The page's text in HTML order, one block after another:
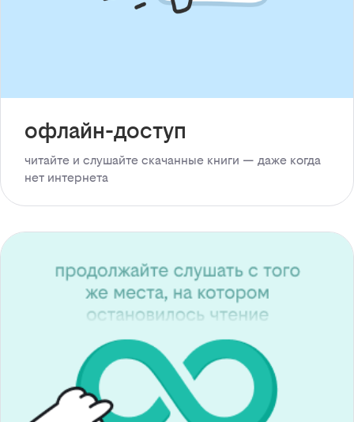
офлайн-доступ
читайте и слушайте скачанные книги — даже когда
нет интернета